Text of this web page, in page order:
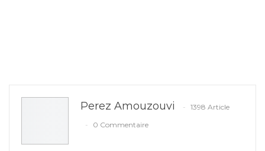
Perez Amouzouvi
1398 Article
0 Commentaire